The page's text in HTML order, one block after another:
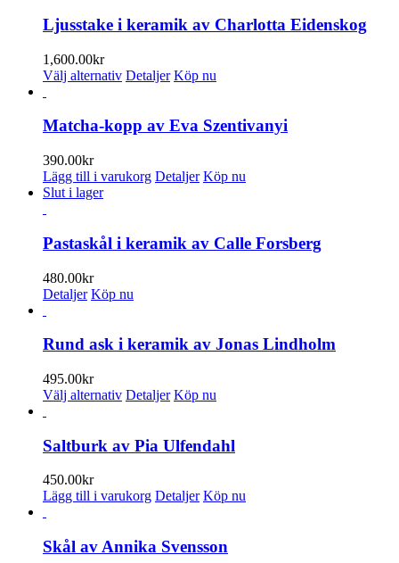
Ljusstake i keramik av Charlotta Eidenskog
1,600.00kr
Välj alternativ Den
har
flera
De
olika
väljas
på
Detaljer Köp nu
Matcha-kopp av Eva Szentivanyi
390.00kr
Lägg till i varukorg Detaljer Köp nu
Slut i lager
Pastaskål i keramik av Calle Forsberg
480.00kr
Detaljer Köp nu
Rund ask i keramik av Jonas Lindholm
495.00kr
Välj alternativ Den
har
flera
De
olika
kan
väljas
Detaljer Köp nu
Saltburk av Pia Ulfendahl
450.00kr
Lägg till i varukorg Detaljer Köp nu
Skål av Annika Svensson